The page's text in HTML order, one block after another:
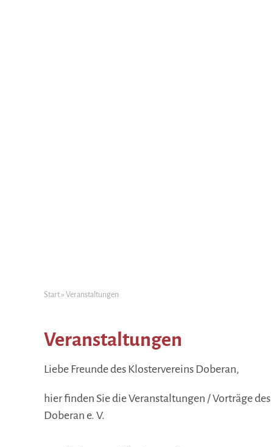
Start» Veranstaltungen
Veranstaltungen
Liebe Freunde des Klostervereins Doberan,
hier finden Sie die Veranstaltungen / Vorträge
Doberan e. V.